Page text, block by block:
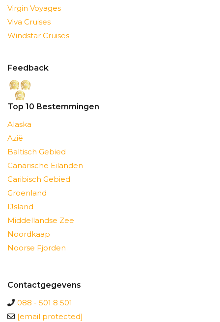
Virgin Voyages
Viva Cruises
Windstar Cruises
Feedback
Top 10 Bestemmingen
Alaska
Azië
Baltisch Gebied
Canarische Eilanden
Caribisch Gebied
Groenland
IJsland
Middellandse Zee
Noordkaap
Noorse Fjorden
Contactgegevens
088 - 501 8 501
[email protected]